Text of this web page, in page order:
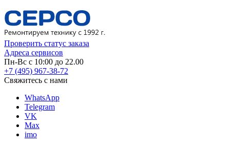
Проверить статус заказа
Адреса сервисов
Пн-Вс с 10:00 до 22.00
+7 (495) 967-38-72
Свяжитесь с нами
WhatsApp
Telegram
VK
Max
imo